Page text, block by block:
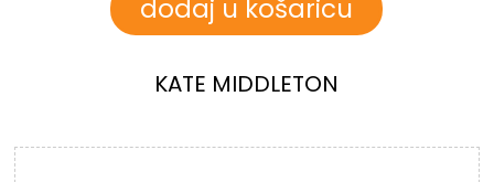
KATE MIDDLETON